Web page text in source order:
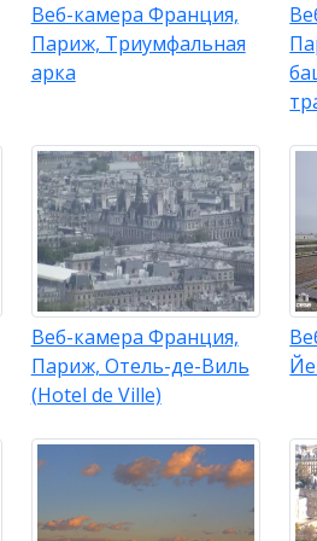
Веб-камера Франция,
Париж, Триумфальная
арка
Веб-камера Франция,
Париж, Отель-де-Виль
(Hotel de Ville)